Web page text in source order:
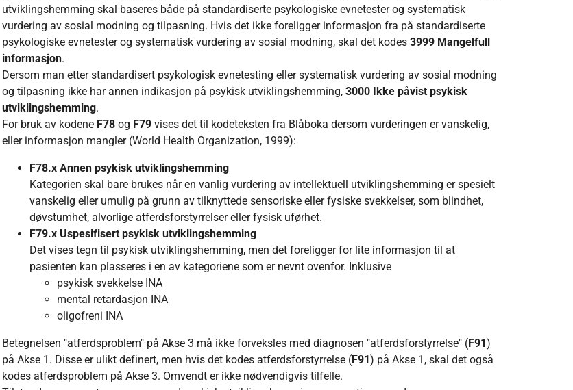
utviklingshemming skal baseres både på standardiserte psykologiske evnetester og systematisk
vurdering av sosial modning og tilpasning. Hvis det ikke foreligger informasjon fra på standardiserte
psykologiske evnetester og systematisk vurdering av sosial modning, skal det kodes 3999 Mangelfull
informasjon.
Dersom man etter standardisert psykologisk evnetesting eller systematisk vurdering av sosial modning
og tilpasning ikke har annen indikasjon på psykisk utviklingshemming, 3000 Ikke påvist psykisk
utviklingshemming.
For bruk av kodene F78 og F79 vises det til kodeteksten fra Blåboka dersom vurderingen er vanskelig,
eller informasjon mangler (World Health Organization, 1999):
F78.x Annen psykisk utviklingshemming
Kategorien skal bare brukes når en vanlig vurdering av intellektuell utviklingshemming er spesielt
vanskelig eller umulig på grunn av tilknyttede sensoriske eller fysiske svekkelser, som blindhet,
døvstumhet, alvorlige atferdsforstyrrelser eller fysisk uførhet.
F79.x Uspesifisert psykisk utviklingshemming
Det vises tegn til psykisk utviklingshemming, men det foreligger for lite informasjon til at
pasienten kan plasseres i en av kategoriene som er nevnt ovenfor. Inklusive
psykisk svekkelse INA
mental retardasjon INA
oligofreni INA
Betegnelsen "atferdsproblem" på Akse 3 må ikke forveksles med diagnosen "atferdsforstyrrelse" (F91)
på Akse 1. Disse er ulikt definert, men hvis det kodes atferdsforstyrrelse (F91) på Akse 1, skal det også
kodes atferdsproblem på Akse 3. Omvendt er ikke nødvendigvis tilfelle.